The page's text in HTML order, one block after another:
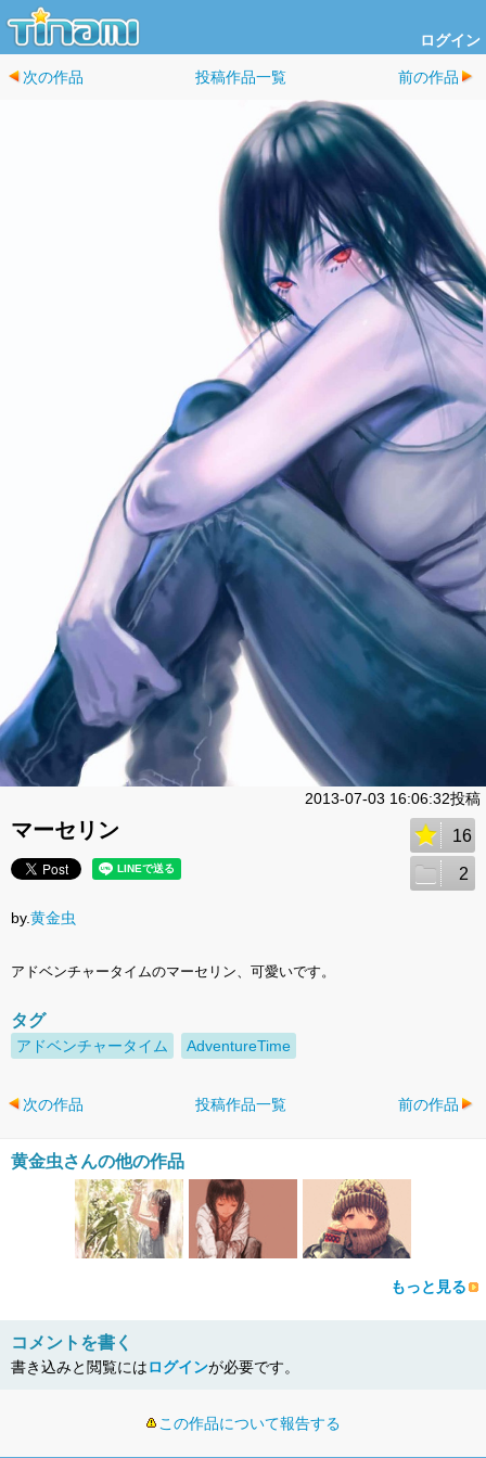
ログイン
次の作品 投稿作品一覧 前の作品
2013-07-03 16:06:32投稿
マーセリン 16
2
by.黄金虫
アドベンチャータイムのマーセリン、可愛いです。
タグ
アドベンチャータイム AdventureTime
次の作品 投稿作品一覧 前の作品
黄金虫さんの他の作品
もっと見る
コメントを書く
書き込みと閲覧にはログインが必要です。
この作品について報告する